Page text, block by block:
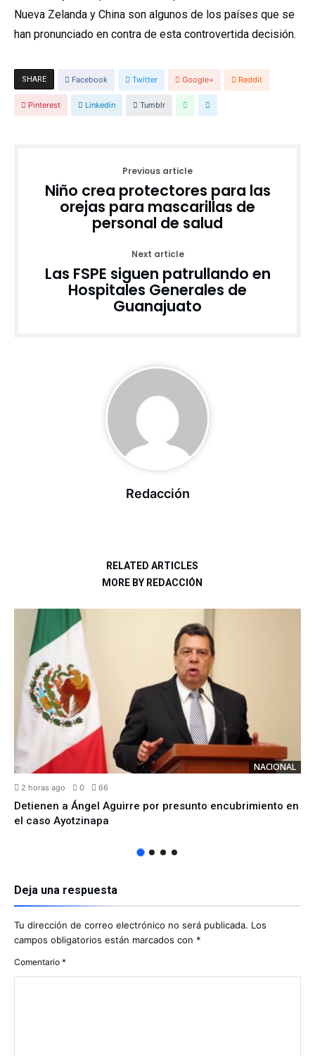
Nueva Zelanda y China son algunos de los países que se
han pronunciado en contra de esta controvertida decisión.
SHARE Facebook Twitter Google+ Reddit
Pinterest Linkedin Tumblr
Previous article
Niño crea protectores para las
orejas para mascarillas de
personal de salud
Next article
Las FSPE siguen patrullando en
Hospitales Generales de
Guanajuato
Redacción
RELATED ARTICLES
MORE BY REDACCIÓN
NACIONAL
2 horas ago 0 66
Detienen a Ángel Aguirre por presunto encubrimiento en
el caso Ayotzinapa
Deja una respuesta
Tu dirección de correo electrónico no será publicada. Los
campos obligatorios están marcados con *
Comentario *